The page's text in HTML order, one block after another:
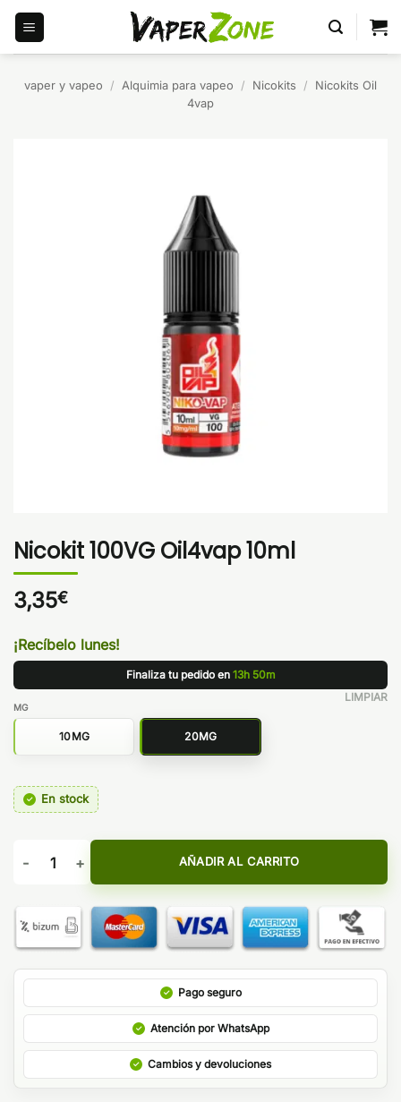
Saltar
contenido
vaper y vapeo / Alquimia para vapeo / Nicokits /
Nicokits Oil
4vap
Nicokit 100VG Oil4vap 10ml
3,35€
¡Recíbelo lunes!
Finaliza tu pedido en 13h 50m
MG
10MG 20MG
LIMPIAR
En stock
Nicokit 100VG Oil4vap 10ml cantidad
AÑADIR AL CARRITO
Pago seguro
Atención por WhatsApp
Cambios y devoluciones